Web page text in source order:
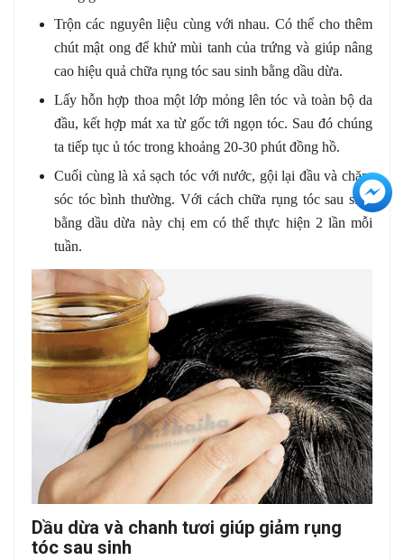
Trộn các nguyên liệu cùng với nhau. Có thể cho thêm
chút mật ong để khử mùi tanh của trứng và giúp nâng
cao hiệu quả chữa rụng tóc sau sinh bằng dầu dừa.
Lấy hỗn hợp thoa một lớp mỏng lên tóc và toàn bộ da
đầu, kết hợp mát xa từ gốc tới ngọn tóc. Sau đó chúng
ta tiếp tục ủ tóc trong khoảng 20-30 phút đồng hồ.
Cuối cùng là xả sạch tóc với nước, gội lại đầu và chăm
sóc tóc bình thường. Với cách chữa rụng tóc sau sinh
bằng dầu dừa này chị em có thể thực hiện 2 lần mỗi
tuần.
Dầu dừa và chanh tươi giúp giảm rụng
tóc sau sinh
+3